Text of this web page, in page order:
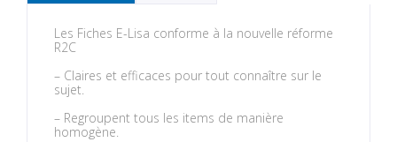
Les Fiches E-Lisa conforme à la nouvelle réforme
R2C
– Claires et efficaces pour tout connaître sur le
sujet.
– Regroupent tous les items de manière
homogène.